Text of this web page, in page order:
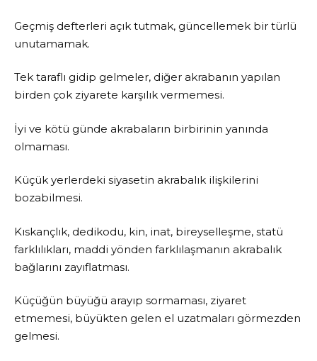
Geçmiş defterleri açık tutmak, güncellemek bir türlü
unutamamak.
Tek taraflı gidip gelmeler, diğer akrabanın yapılan
birden çok ziyarete karşılık vermemesi.
İyi ve kötü günde akrabaların birbirinin yanında
olmaması.
Küçük yerlerdeki siyasetin akrabalık ilişkilerini
bozabilmesi.
Kıskançlık, dedikodu, kin, inat, bireyselleşme, statü
farklılıkları, maddi yönden farklılaşmanın akrabalık
bağlarını zayıflatması.
Küçüğün büyüğü arayıp sormaması, ziyaret
etmemesi, büyükten gelen el uzatmaları görmezden
gelmesi.